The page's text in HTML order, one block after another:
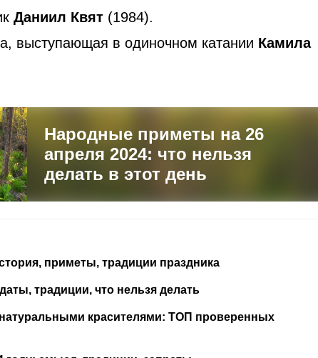
Даниил Квят (1984).
выступающая в одиночном катании Камила
Народные приметы на 26
апреля 2024: что нельзя
делать в этот день
приметы, традиции праздника
традиции, что нельзя делать
натуральными красителями: ТОП проверенных